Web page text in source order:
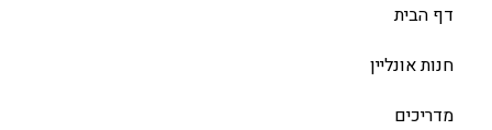
דף הבית
חנות אונליין
מדריכים